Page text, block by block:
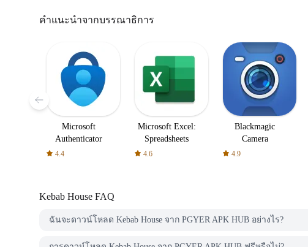
คำแนะนำจากบรรณาธิการ
Microsoft
Authenticator
4.4
Microsoft Excel:
Spreadsheets
4.6
Blackmagic
Camera
4.9
Kebab House FAQ
ฉันจะดาวน์โหลด Kebab House จาก PGYER APK HUB อย่างไร?